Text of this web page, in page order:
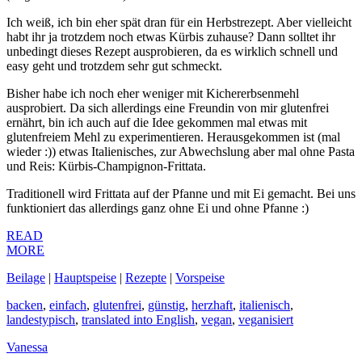
Ich weiß, ich bin eher spät dran für ein Herbstrezept. Aber vielleicht
habt ihr ja trotzdem noch etwas Kürbis zuhause? Dann solltet ihr
unbedingt dieses Rezept ausprobieren, da es wirklich schnell und
easy geht und trotzdem sehr gut schmeckt.
Bisher habe ich noch eher weniger mit Kichererbsenmehl
ausprobiert. Da sich allerdings eine Freundin von mir glutenfrei
ernährt, bin ich auch auf die Idee gekommen mal etwas mit
glutenfreiem Mehl zu experimentieren. Herausgekommen ist (mal
wieder :)) etwas Italienisches, zur Abwechslung aber mal ohne Pasta
und Reis: Kürbis-Champignon-Frittata.
Traditionell wird Frittata auf der Pfanne und mit Ei gemacht. Bei uns
funktioniert das allerdings ganz ohne Ei und ohne Pfanne :)
READ
MORE
Beilage | Hauptspeise | Rezepte | Vorspeise
backen, einfach, glutenfrei, günstig, herzhaft, italienisch,
landestypisch, translated into English, vegan, veganisiert
Vanessa